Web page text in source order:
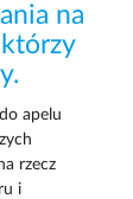
na
apelu
rzecz
i